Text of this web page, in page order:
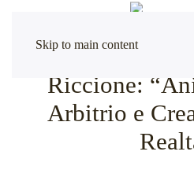
Skip to main content
Riccione:
Arbitrio e